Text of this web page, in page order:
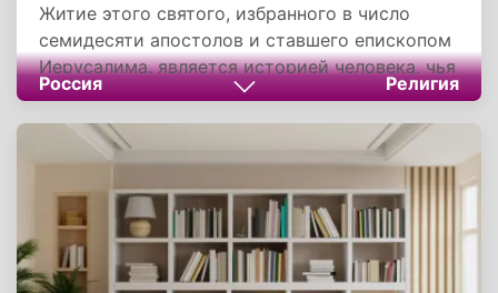
Житие этого святого, избранного в число
семидесяти апостолов и ставшего епископом
Иерусалима, является историей человека, чья
вера не сломилась даже перед лицом
жесточайших испытаний и мученической
кончины на кресте в преклонном возрасте.
Этот день служит для верующих не только
поводом для молитвы, но и напоминанием о
том, что истинная сила духа не знает границ
времени. Апостол Симеон стал примером
того, как стойкость убеждений и преданность
Россия Религия